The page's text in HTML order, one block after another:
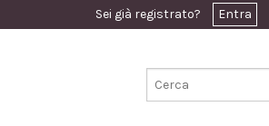
Sei già registrato? Entra